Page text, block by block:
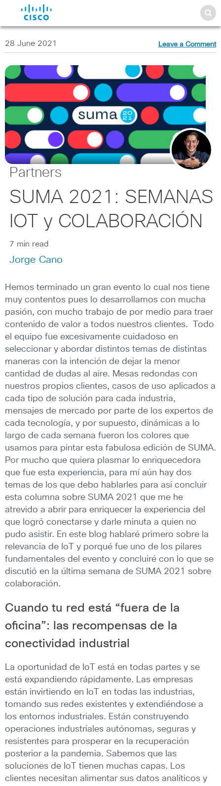
28 June 2021 Leave a Comment
Partners
SUMA 2021: SEMANAS
IOT y COLABORACIÓN
7 min read
Jorge Cano
Hemos terminado un gran evento lo cual nos tiene
muy contentos pues lo desarrollamos con mucha
pasión, con mucho trabajo de por medio para traer
contenido de valor a todos nuestros clientes. Todo
el equipo fue excesivamente cuidadoso en
seleccionar y abordar distintos temas de distintas
maneras con la intención de dejar la menor
cantidad de dudas al aire. Mesas redondas con
nuestros propios clientes, casos de uso aplicados a
cada tipo de solución para cada industria,
mensajes de mercado por parte de los expertos de
cada tecnología, y por supuesto, dinámicas a lo
largo de cada semana fueron los colores que
usamos para pintar esta fabulosa edición de SUMA.
Por mucho que quiera plasmar lo enriquecedora
que fue esta experiencia, para mí aún hay dos
temas de los que debo hablarles para así concluir
esta columna sobre SUMA 2021 que me he
atrevido a abrir para enriquecer la experiencia del
que logró conectarse y darle minuta a quien no
pudo asistir. En este blog hablaré primero sobre la
relevancia de IoT y porqué fue uno de los pilares
fundamentales del evento y concluiré con lo que se
discutió en la última semana de SUMA 2021 sobre
colaboración.
Cuando tu red está “fuera de la
oficina”: las recompensas de la
conectividad industrial
La oportunidad de IoT está en todas partes y se
está expandiendo rápidamente. Las empresas
están invirtiendo en IoT en todas las industrias,
tomando sus redes existentes y extendiéndose a
los entornos industriales. Están construyendo
operaciones industriales autónomas, seguras y
resistentes para prosperar en la recuperación
posterior a la pandemia. Sabemos que las
soluciones de IoT tienen muchas capas. Los
clientes necesitan alimentar sus datos analíticos y